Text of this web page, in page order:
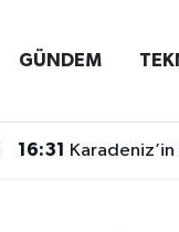
GÜNDEM
16:31